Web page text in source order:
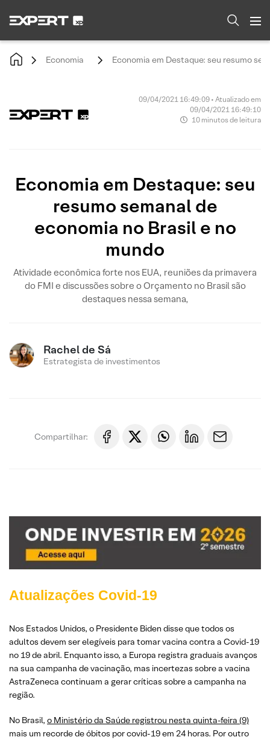
Economia Economia em Destaque: seu resumo
09/04/2021 16:49:09 • Atualizado em
09/04/2021 16:49:10
10 minutos de leitura
Economia em Destaque: seu
resumo semanal de
economia no Brasil e no
mundo
Atividade econômica forte nos EUA, reuniões da primavera
do FMI e discussões sobre o Orçamento no Brasil são
destaques nessa semana,
Rachel de Sá
Estrategista de investimentos
Compartilhar:
Atualizações Covid-19
Nos Estados Unidos, o Presidente Biden disse que todos os
adultos devem ser elegíveis para tomar vacina contra a Covid-19
no 19 de abril. Enquanto isso, a Europa registra graduais avanços
na sua campanha de vacinação, mas incertezas sobre a vacina
AstraZeneca continuam a gerar críticas sobre a campanha na
região.
No Brasil, o Ministério da Saúde registrou nesta quinta-feira (9)
mais um recorde de óbitos por covid-19 em 24 horas. Por outro